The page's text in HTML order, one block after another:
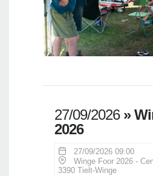
27/09/2026»
2026
27/09/2026 09:00
Winge Foor 2026 -
3390 Tielt-Winge